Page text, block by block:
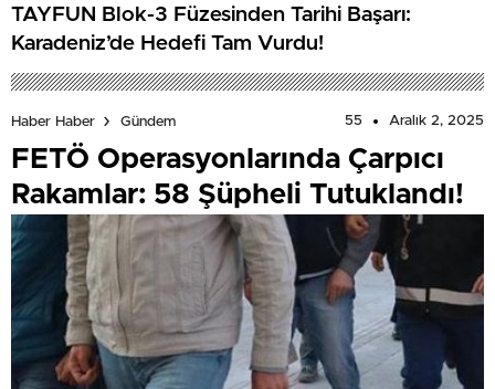
TAYFUN Blok-3 Füzesinden Tarihi Başarı:
Karadeniz’de Hedefi Tam Vurdu!
Haber Haber Gündem 55 Aralık 2, 2025
FETÖ Operasyonlarında Çarpıcı
Rakamlar: 58 Şüpheli Tutuklandı!